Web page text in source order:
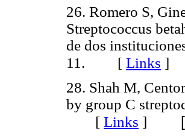
26. Romero S,
Streptococcus
de dos
11. [ Links ]
28. Shah M,
by group C
[ Links ] [